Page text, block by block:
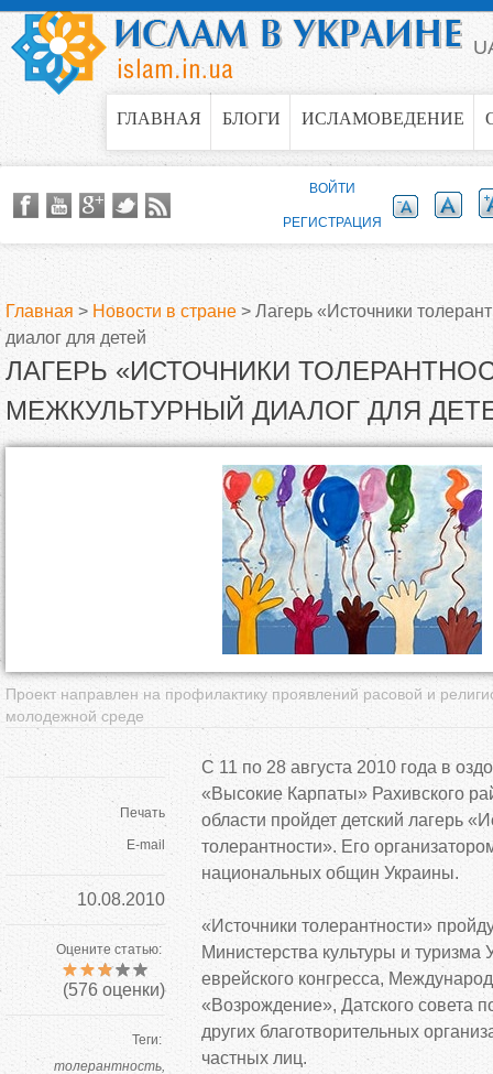
Jump to navigation
ГЛАВНАЯ БЛОГИ ИСЛАМОВЕДЕНИЕ
В
ы
з
ь
Главная > Новости в стране > Лагерь «Источники
диалог для детей
ЛАГЕРЬ «ИСТОЧНИКИ
МЕЖКУЛЬТУРНЫЙ ДИАЛОГ ДЛЯ
Проект направлен на профилактику проявлений расовой и
молодежной среде
Печать
E-mail
10.08.2010
Оцените статью:
(576 оценки)
Теги:
толерантность
С 11 по 28 августа 2010 года в
«Высокие Карпаты» Рахивского
области пройдет детский лагерь
толерантности». Его
национальных общин Украины.
«Источники толерантности»
Министерства культуры и туризма
еврейского конгресса,
«Возрождение», Датского совета
других благотворительных
частных лиц.
ВОЙТИ
РЕГИСТРАЦИЯ